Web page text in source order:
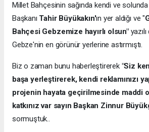
Millet Bahçesinin sağında kendi ve
Başkanı Tahir Büyükakın'ın yer aldığı ve "
Bahçesi Gebzemize hayırlı olsun"
Gebze'nin en görünür yerlerine astırmıştı.
Biz o zaman bunu haberleştirerek "Siz
başa yerleştirerek, kendi reklamınızı
projenin hayata geçirilmesinde maddi
katkınız var sayın Başkan Zinnur
sormuştuk..